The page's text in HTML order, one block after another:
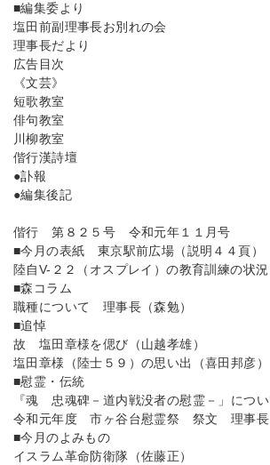
■編集委より
塩田前副理事長お別れの会
理事長だより
広告目次
《文芸》
短歌教室
俳句教室
川柳教室
偕行漢詩壇
●訃報
●編集後記
偕行 第８２５号 令和元年１１月号
■今月の表紙 東京駅前広場（説明４４頁）
陸自V-２２（オスプレイ）の教育訓練の状況
■森コラム
職種について 理事長（森勉）
■追悼
故 塩田章様を偲び（山越孝雄）
塩田章様（陸士５９）の思い出（喜田邦彦）
■慰霊・伝統
『魂 忠魂碑－道内戦没者の慰霊－」につい
令和元年度 市ヶ谷台慰霊祭 祭文 理事長
■今月のよみもの
イスラム革命防衛隊（佐藤正）